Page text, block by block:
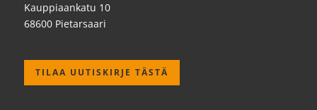
Kauppiaankatu 10
68600 Pietarsaari
TILAA UUTISKIRJE TÄSTÄ